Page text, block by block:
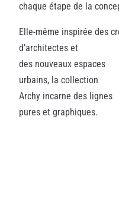
chaque étape de la
Elle-même inspirée des
d’architectes et
des nouveaux espaces
urbains, la collection
Archy incarne des lignes
pures et graphiques.